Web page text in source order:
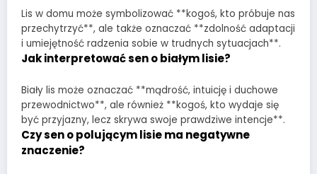
Lis w domu może symbolizować **kogoś, kto próbuje nas
przechytrzyć**, ale także oznaczać **zdolność adaptacji
i umiejętność radzenia sobie w trudnych sytuacjach**.
Jak interpretować sen o białym lisie?
Biały lis może oznaczać **mądrość, intuicję i duchowe
przewodnictwo**, ale również **kogoś, kto wydaje się
być przyjazny, lecz skrywa swoje prawdziwe intencje**.
Czy sen o polującym lisie ma negatywne
znaczenie?